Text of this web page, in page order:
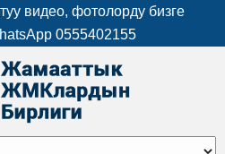
видео, фотолорду бизге
0555402155